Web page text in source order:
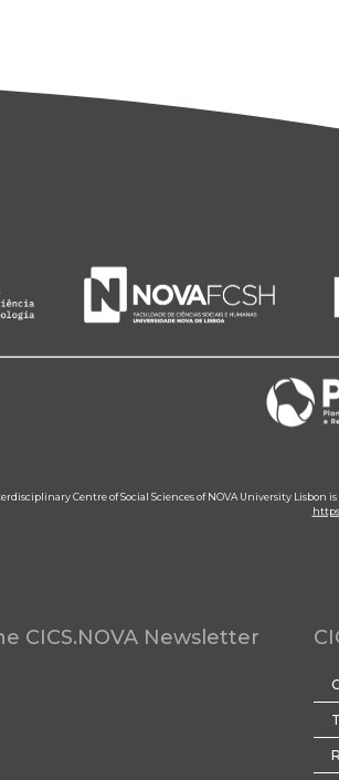
Centre of Social Sciences of NOVA University
CICS.NOVA Newsletter